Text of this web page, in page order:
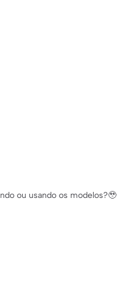
ou usando os modelos?🥹